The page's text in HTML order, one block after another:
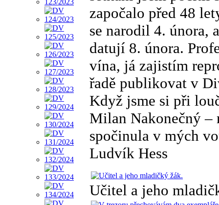
započalo před 48
se narodil 4. února,
datují 8. února.
vína, já zajistím
řadě publikovat v
Když jsme si při
Milan Nakonečný –
spočinula v mých
Ludvík Hess
Učitel a jeho